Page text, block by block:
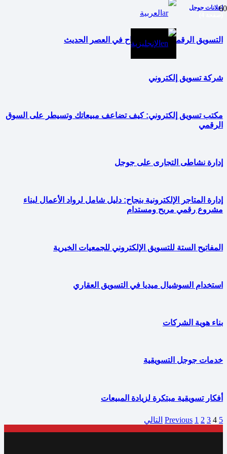
العربية
الإنجليزية
إعلانات جوجل
التسويق الرقمي: مفتاح النجاح في العصر الحديث
شركة تسويق إلكتروني
مكتب تسويق إلكتروني: كيف تضاعف مبيعاتك وتسيطر على السوق
الرقمي
إدارة نشاطى التجارى على جوجل
إدارة المتاجر الإلكترونية بنجاح: دليل شامل لرواد الأعمال لبناء
مشروع رقمي مربح ومستدام
المفاتيح الستة للتسويق الإلكتروني للجمعيات الخيرية
استخدام السوشيال ميديا في التسويق العقاري
بناء هوية الشركات
خدمات جوجل التسويقية
أفكار تسويقية مبتكرة لزيادة المبيعات
Previous 1 2 3 4 5 التالي